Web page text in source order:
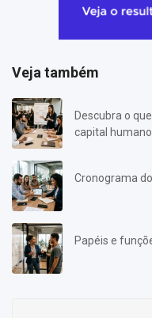
Veja também
Descubra o
capital humano
Cronograma
Papéis e